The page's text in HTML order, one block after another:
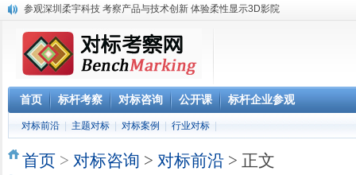
参观深圳柔宇科技 考察产品与技术创新 体验柔性显示3D影院
赴腾讯参观“向腾讯学管理”六项课程体系
参观阿里巴巴网上预约 阿里巴巴西溪访客中心预约
阿里巴巴数字化组织及领导力课程
2023年 标杆学习俱乐部考察公开课学习计划
华南区域标杆企业目录
华北标杆企业目录
首页 标杆考察 对标咨询 公开课 标杆企业参观
对标前沿 主题对标 对标案例 行业对标
首页 > 对标咨询 > 对标前沿 > 正文